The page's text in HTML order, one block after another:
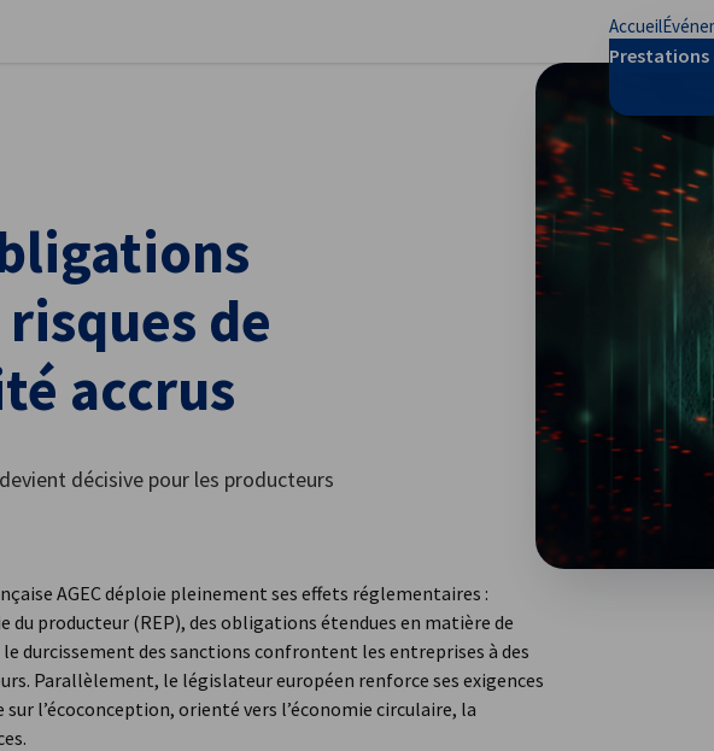
Accueil
Prestations
de
accrus
décisive pour les producteurs
AGEC déploie pleinement ses effets réglementaires :
du producteur (REP), des obligations étendues en matière de
durcissement des sanctions confrontent les entreprises à des
Parallèlement, le législateur européen renforce ses exigences
l’écoconception, orienté vers l’économie circulaire, la